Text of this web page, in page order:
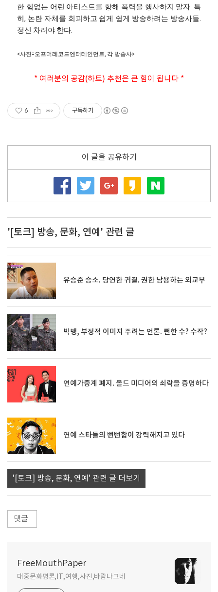
한 힘없는 어린 아티스트를 향해 폭력을 행사하지 말자. 특
히, 논란 자체를 회피하고 쉽게 쉽게 방송하려는 방송사들.
정신 차려야 한다.
<사진=오프더레코드엔터테인먼트, 각 방송사>
* 여러분의 공감(하트) 추천은 큰 힘이 됩니다 *
6 구독하기
이 글을 공유하기
'[토크] 방송, 문화, 연예' 관련 글
유승준 승소. 당연한 귀결. 권한 남용하는 외교부
빅뱅, 부정적 이미지 주려는 언론. 뻔한 수? 수작?
연예가중계 폐지. 올드 미디어의 쇠락을 증명하다
연예 스타들의 뻔뻔함이 강력해지고 있다
'[토크] 방송, 문화, 연예' 관련 글 더보기
댓글
FreeMouthPaper
대중문화평론,IT,여행,사진,바람나그네